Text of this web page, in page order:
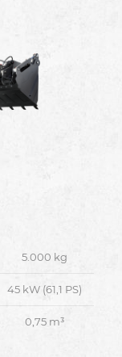
5.000 kg
45 kW (61,1 PS)
0,75 m³